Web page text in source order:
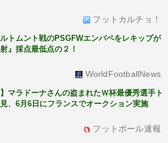
フットカルチョ！
トムント戦のPSGFWエンバペをレキップが
』採点最低点の２！
WorldFootballNews
】マラドーナさんの盗まれたＷ杯最優秀選手ト
、6月6日にフランスでオークション実施
フットボール速報